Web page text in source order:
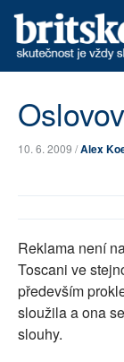
PŘÍSPĚVKY NA
10. 6. 2009 /Alex
Reklama není
Toscani ve
především
sloužila a ona
slouhy.